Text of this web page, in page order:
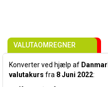
VALUTAOMREGNER
Konverter ved hjælp af
valutakurs fra 8 Juni 2022: